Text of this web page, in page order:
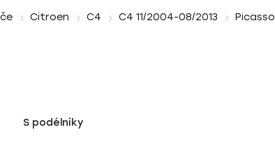
Citroen C4 C4 11/2004-08/2013 Picasso
S podélníky